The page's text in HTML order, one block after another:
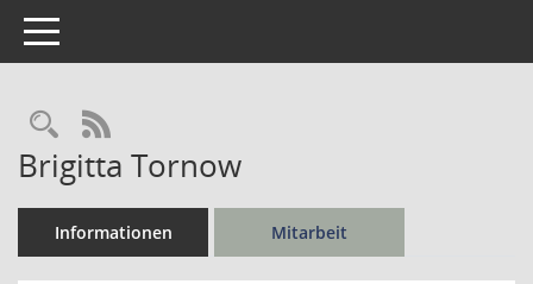
Toggle navigation
Rechercheauswahl
RSS-Feed
Brigitta Tornow
Informationen Mitarbeit